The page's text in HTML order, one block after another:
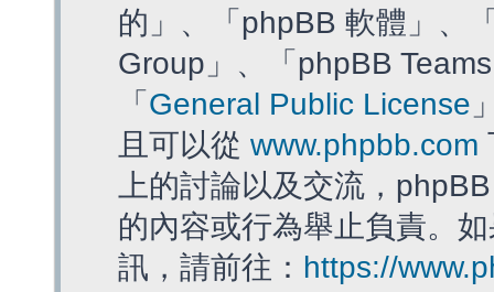
的」、「phpBB 軟體」、
Group」、「phpBB
「 General Public License
且可以從 www.phpbb.com
上的討論以及交流，
的內容或行為舉止負責。
訊，請前往： https://